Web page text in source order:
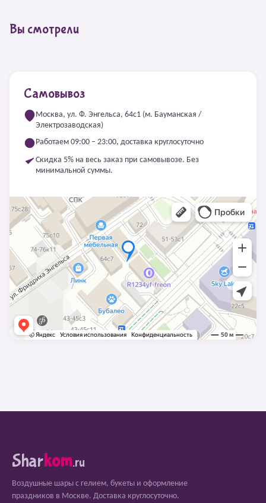
Вы смотрели
Самовывоз
Москва, ул. Ф. Энгельса, 64с1 (м. Бауманская /
Электрозаводская)
Работаем 09:00 – 23:00, доставка круглосуточно
Скидка 5% на весь заказ при самовывозе. Без
минимальной суммы.
Sharkom.ru
Воздушные шары с гелием, букеты и оформление
праздников в Москве. Доставка круглосуточно.